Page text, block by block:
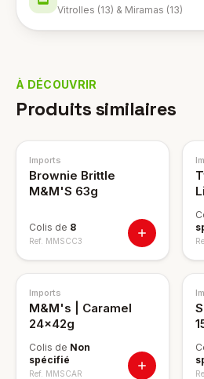
Vitrolles (13) & Miramas (13)
À DÉCOUVRIR
Produits similaires
Imports
Brownie Brittle
M&M'S 63g
Colis de 8
Ref. MMSCC3
Imports
M&M's | Caramel
24x42g
Colis de Non
spécifié
Ref. MMSCAR